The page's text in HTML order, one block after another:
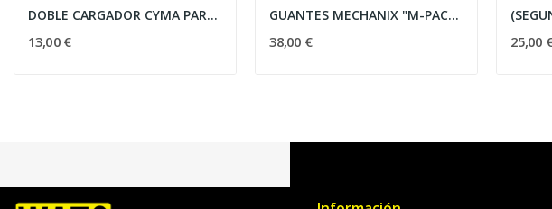
DOBLE CARGADOR CYMA PARA MP5 (250RDS) - NEGRO
13,00 €
GUANTES MECHANIX "M-PACT" - MULTICAM
38,00 € 25,00 €